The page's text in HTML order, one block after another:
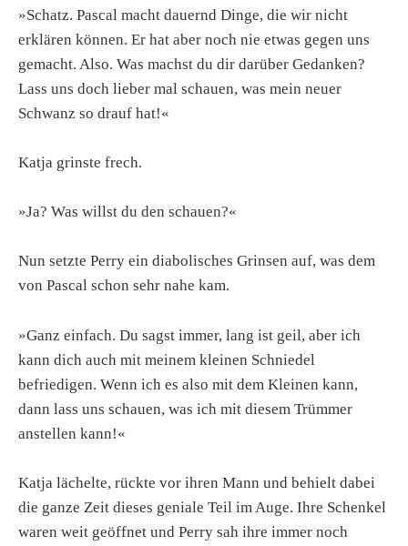
»Schatz. Pascal macht dauernd Dinge, die wir nicht
erklären können. Er hat aber noch nie etwas gegen uns
gemacht. Also. Was machst du dir darüber Gedanken?
Lass uns doch lieber mal schauen, was mein neuer
Schwanz so drauf hat!«
Katja grinste frech.
»Ja? Was willst du den schauen?«
Nun setzte Perry ein diabolisches Grinsen auf, was dem
von Pascal schon sehr nahe kam.
»Ganz einfach. Du sagst immer, lang ist geil, aber ich
kann dich auch mit meinem kleinen Schniedel
befriedigen. Wenn ich es also mit dem Kleinen kann,
dann lass uns schauen, was ich mit diesem Trümmer
anstellen kann!«
Katja lächelte, rückte vor ihren Mann und behielt dabei
die ganze Zeit dieses geniale Teil im Auge. Ihre Schenkel
waren weit geöffnet und Perry sah ihre immer noch